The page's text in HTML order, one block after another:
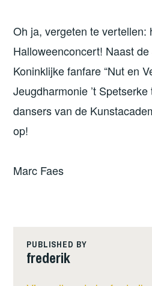
Oh ja, vergeten te vertellen:
Halloweenconcert! Naast
Koninklijke fanfare “Nut en
Jeugdharmonie ’t
dansers van de
op!
Marc Faes
PUBLISHED BY
frederik